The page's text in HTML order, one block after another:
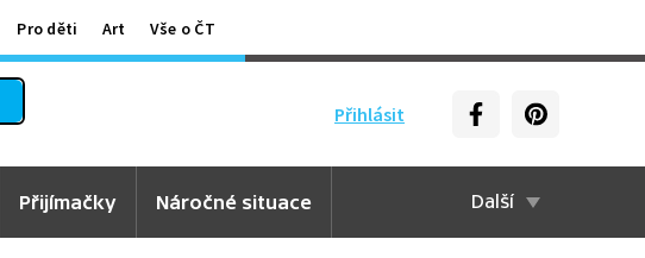
Pro děti Art Vše o ČT
Přihlásit
Přijímačky Náročné situace Další